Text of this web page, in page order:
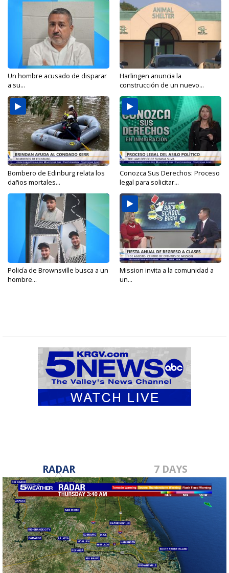
Un hombre acusado de disparar
a su...
Harlingen anuncia la
construcción de un nuevo...
Bombero de Edinburg relata los
daños mortales...
Conozca Sus Derechos: Proceso
legal para solicitar...
Policía de Brownsville busca a un
hombre...
Mission invita a la comunidad a
un...
RADAR 7 DAYS